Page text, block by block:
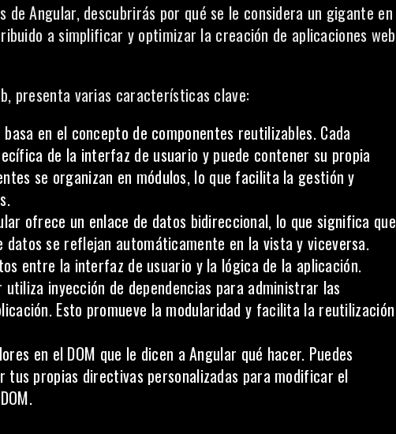
de Angular, descubrirás por qué se le considera un gigante en
a simplificar y optimizar la creación de aplicaciones web
presenta varias características clave:
en el concepto de componentes reutilizables. Cada
de la interfaz de usuario y puede contener su propia
se organizan en módulos, lo que facilita la gestión y
ofrece un enlace de datos bidireccional, lo que significa que
datos se reflejan automáticamente en la vista y viceversa.
entre la interfaz de usuario y la lógica de la aplicación.
inyección de dependencias para administrar las
Esto promueve la modularidad y facilita la reutilización
en el DOM que le dicen a Angular qué hacer. Puedes
propias directivas personalizadas para modificar el